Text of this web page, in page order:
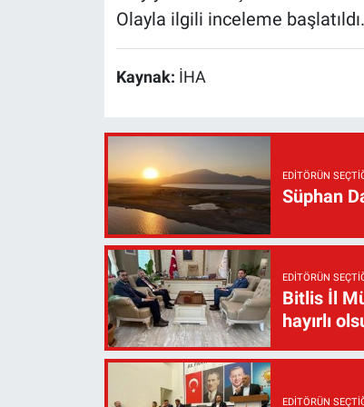
Olayla ilgili inceleme başlatıldı.
Kaynak: İHA
EDITÖRÜN
Süphan
EDITÖRÜN
Bitlis İl
hayırlı
EDITÖRÜN